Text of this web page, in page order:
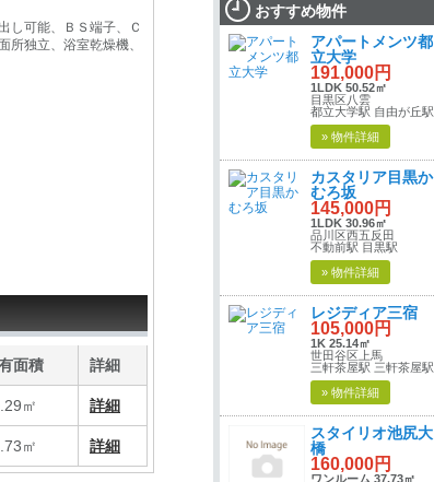
し可能、ＢＳ端子、Ｃ
独立、浴室乾燥機、
面積 詳細
㎡ 詳細
㎡ 詳細
おすすめ物件
アパートメンツ都
立大学
191,000円
1LDK 50.52㎡
目黒区八雲
都立大学駅 自由が丘駅
» 物件詳細
カスタリア目黒か
むろ坂
145,000円
1LDK 30.96㎡
品川区西五反田
不動前駅 目黒駅
» 物件詳細
レジディア三宿
105,000円
1K 25.14㎡
世田谷区上馬
三軒茶屋駅 三軒茶屋駅
» 物件詳細
スタイリオ池尻大
橋
160,000円
ワンルーム 37.73㎡